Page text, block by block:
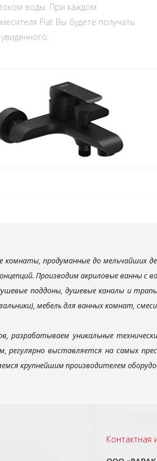
воды. При каждом
Flat Вы будете получать
продуманные до мельчайших
Производим акриловые ванны
поддоны, душевые каналы и
мебель для ванных комнат,
разрабатываем уникальные
регулярно выставляется на самых
крупнейшим производителем